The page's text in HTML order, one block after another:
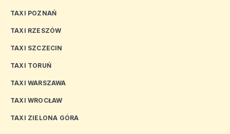
TAXI POZNAŃ
TAXI RZESZÓW
TAXI SZCZECIN
TAXI TORUŃ
TAXI WARSZAWA
TAXI WROCŁAW
TAXI ZIELONA GÓRA